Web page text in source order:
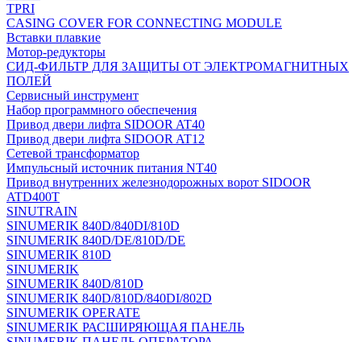
TPRI
CASING COVER FOR CONNECTING MODULE
Вставки плавкие
Мотор-редукторы
СИД-ФИЛЬТР ДЛЯ ЗАЩИТЫ ОТ ЭЛЕКТРОМАГНИТНЫХ
ПОЛЕЙ
Сервисный инструмент
Набор программного обеспечения
Привод двери лифта SIDOOR AT40
Привод двери лифта SIDOOR AT12
Сетевой трансформатор
Импульсный источник питания NT40
Привод внутренних железнодорожных ворот SIDOOR
ATD400T
SINUTRAIN
SINUMERIK 840D/840DI/810D
SINUMERIK 840D/DE/810D/DE
SINUMERIK 810D
SINUMERIK
SINUMERIK 840D/810D
SINUMERIK 840D/810D/840DI/802D
SINUMERIK OPERATE
SINUMERIK РАСШИРЯЮЩАЯ ПАНЕЛЬ